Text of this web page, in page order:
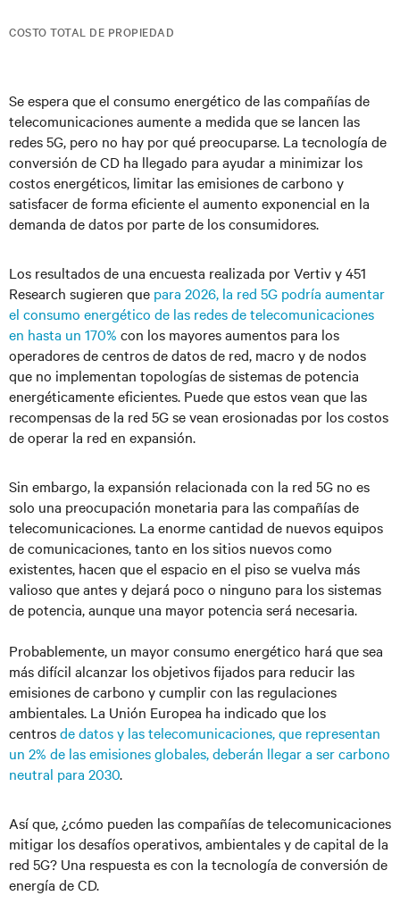
COSTO TOTAL DE PROPIEDAD
Se espera que el consumo energético de las compañías de
telecomunicaciones aumente a medida que se lancen las
redes 5G, pero no hay por qué preocuparse. La tecnología de
conversión de CD ha llegado para ayudar a minimizar los
costos energéticos, limitar las emisiones de carbono y
satisfacer de forma eficiente el aumento exponencial en la
demanda de datos por parte de los consumidores.
Los resultados de una encuesta realizada por Vertiv y 451
Research sugieren que para 2026, la red 5G podría aumentar
el consumo energético de las redes de telecomunicaciones
en hasta un 170% con los mayores aumentos para los
operadores de centros de datos de red, macro y de nodos
que no implementan topologías de sistemas de potencia
energéticamente eficientes. Puede que estos vean que las
recompensas de la red 5G se vean erosionadas por los costos
de operar la red en expansión.
Sin embargo, la expansión relacionada con la red 5G no es
solo una preocupación monetaria para las compañías de
telecomunicaciones. La enorme cantidad de nuevos equipos
de comunicaciones, tanto en los sitios nuevos como
existentes, hacen que el espacio en el piso se vuelva más
valioso que antes y dejará poco o ninguno para los sistemas
de potencia, aunque una mayor potencia será necesaria.
Probablemente, un mayor consumo energético hará que sea
más difícil alcanzar los objetivos fijados para reducir las
emisiones de carbono y cumplir con las regulaciones
ambientales. La Unión Europea ha indicado que los
centrosde datos y las telecomunicaciones, que representan
un 2% de las emisiones globales, deberán llegar a ser carbono
neutral para 2030.
Así que, ¿cómo pueden las compañías de telecomunicaciones
mitigar los desafíos operativos, ambientales y de capital de la
red 5G? Una respuesta es con la tecnología de conversión de
energía de CD.